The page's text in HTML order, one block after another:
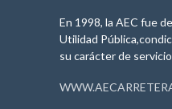
En 1998, la AEC fue
Utilidad
su carácter de